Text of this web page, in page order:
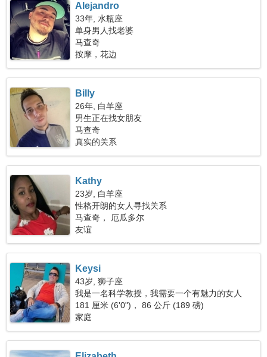
Alejandro
33年, 水瓶座
单身男人找老婆
马查奇
按摩，花边
Billy
26年, 白羊座
男生正在找女朋友
马查奇
真实的关系
Kathy
23岁, 白羊座
性格开朗的女人寻找关系
马查奇， 厄瓜多尔
友谊
Keysi
43岁, 狮子座
我是一名科学教授，我需要一个有魅力的女人
181 厘米 (6'0")， 86 公斤 (189 磅)
家庭